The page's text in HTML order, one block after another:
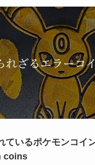
ているポケモンコイ
coins